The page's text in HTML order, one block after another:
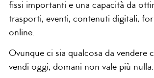
fissi importanti e una capacità da
trasporti, eventi, contenuti digitali,
online.
Ovunque ci sia qualcosa da vendere
vendi oggi, domani non vale più nulla.